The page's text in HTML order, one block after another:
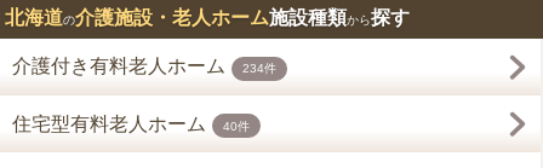
北海道の介護施設・老人ホーム施設種類から探す
介護付き有料老人ホーム 234件
住宅型有料老人ホーム 40件